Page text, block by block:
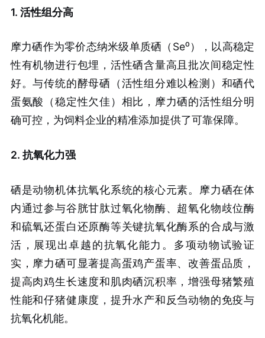
1. 活性组分高
摩力硒作为零价态纳米级单质硒（Se⁰），以高稳定
性有机物进行包埋，活性硒含量高且批次间稳定性
好。与传统的酵母硒（活性组分难以检测）和硒代
蛋氨酸（稳定性欠佳）相比，摩力硒的活性组分明
确可控，为饲料企业的精准添加提供了可靠保障。
2. 抗氧化力强
硒是动物机体抗氧化系统的核心元素。摩力硒在体
内通过参与谷胱甘肽过氧化物酶、超氧化物歧位酶
和硫氧还蛋白还原酶等关键抗氧化酶系的合成与激
活，展现出卓越的抗氧化能力。多项动物试验证
实，摩力硒可显著提高蛋鸡产蛋率、改善蛋品质，
提高肉鸡生长速度和肌肉硒沉积率，增强母猪繁殖
性能和仔猪健康度，提升水产和反刍动物的免疫与
抗氧化机能。